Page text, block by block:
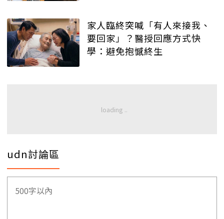
家人臨終突喊「有人來接我、
要回家」？醫授回應方式快
學：避免抱憾終生
udn討論區